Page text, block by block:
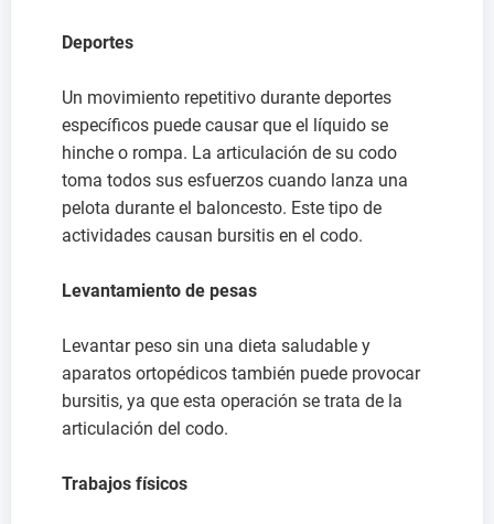
Deportes
Un movimiento repetitivo durante deportes
específicos puede causar que el líquido se
hinche o rompa. La articulación de su codo
toma todos sus esfuerzos cuando lanza una
pelota durante el baloncesto. Este tipo de
actividades causan bursitis en el codo.
Levantamiento de pesas
Levantar peso sin una dieta saludable y
aparatos ortopédicos también puede provocar
bursitis, ya que esta operación se trata de la
articulación del codo.
Trabajos físicos